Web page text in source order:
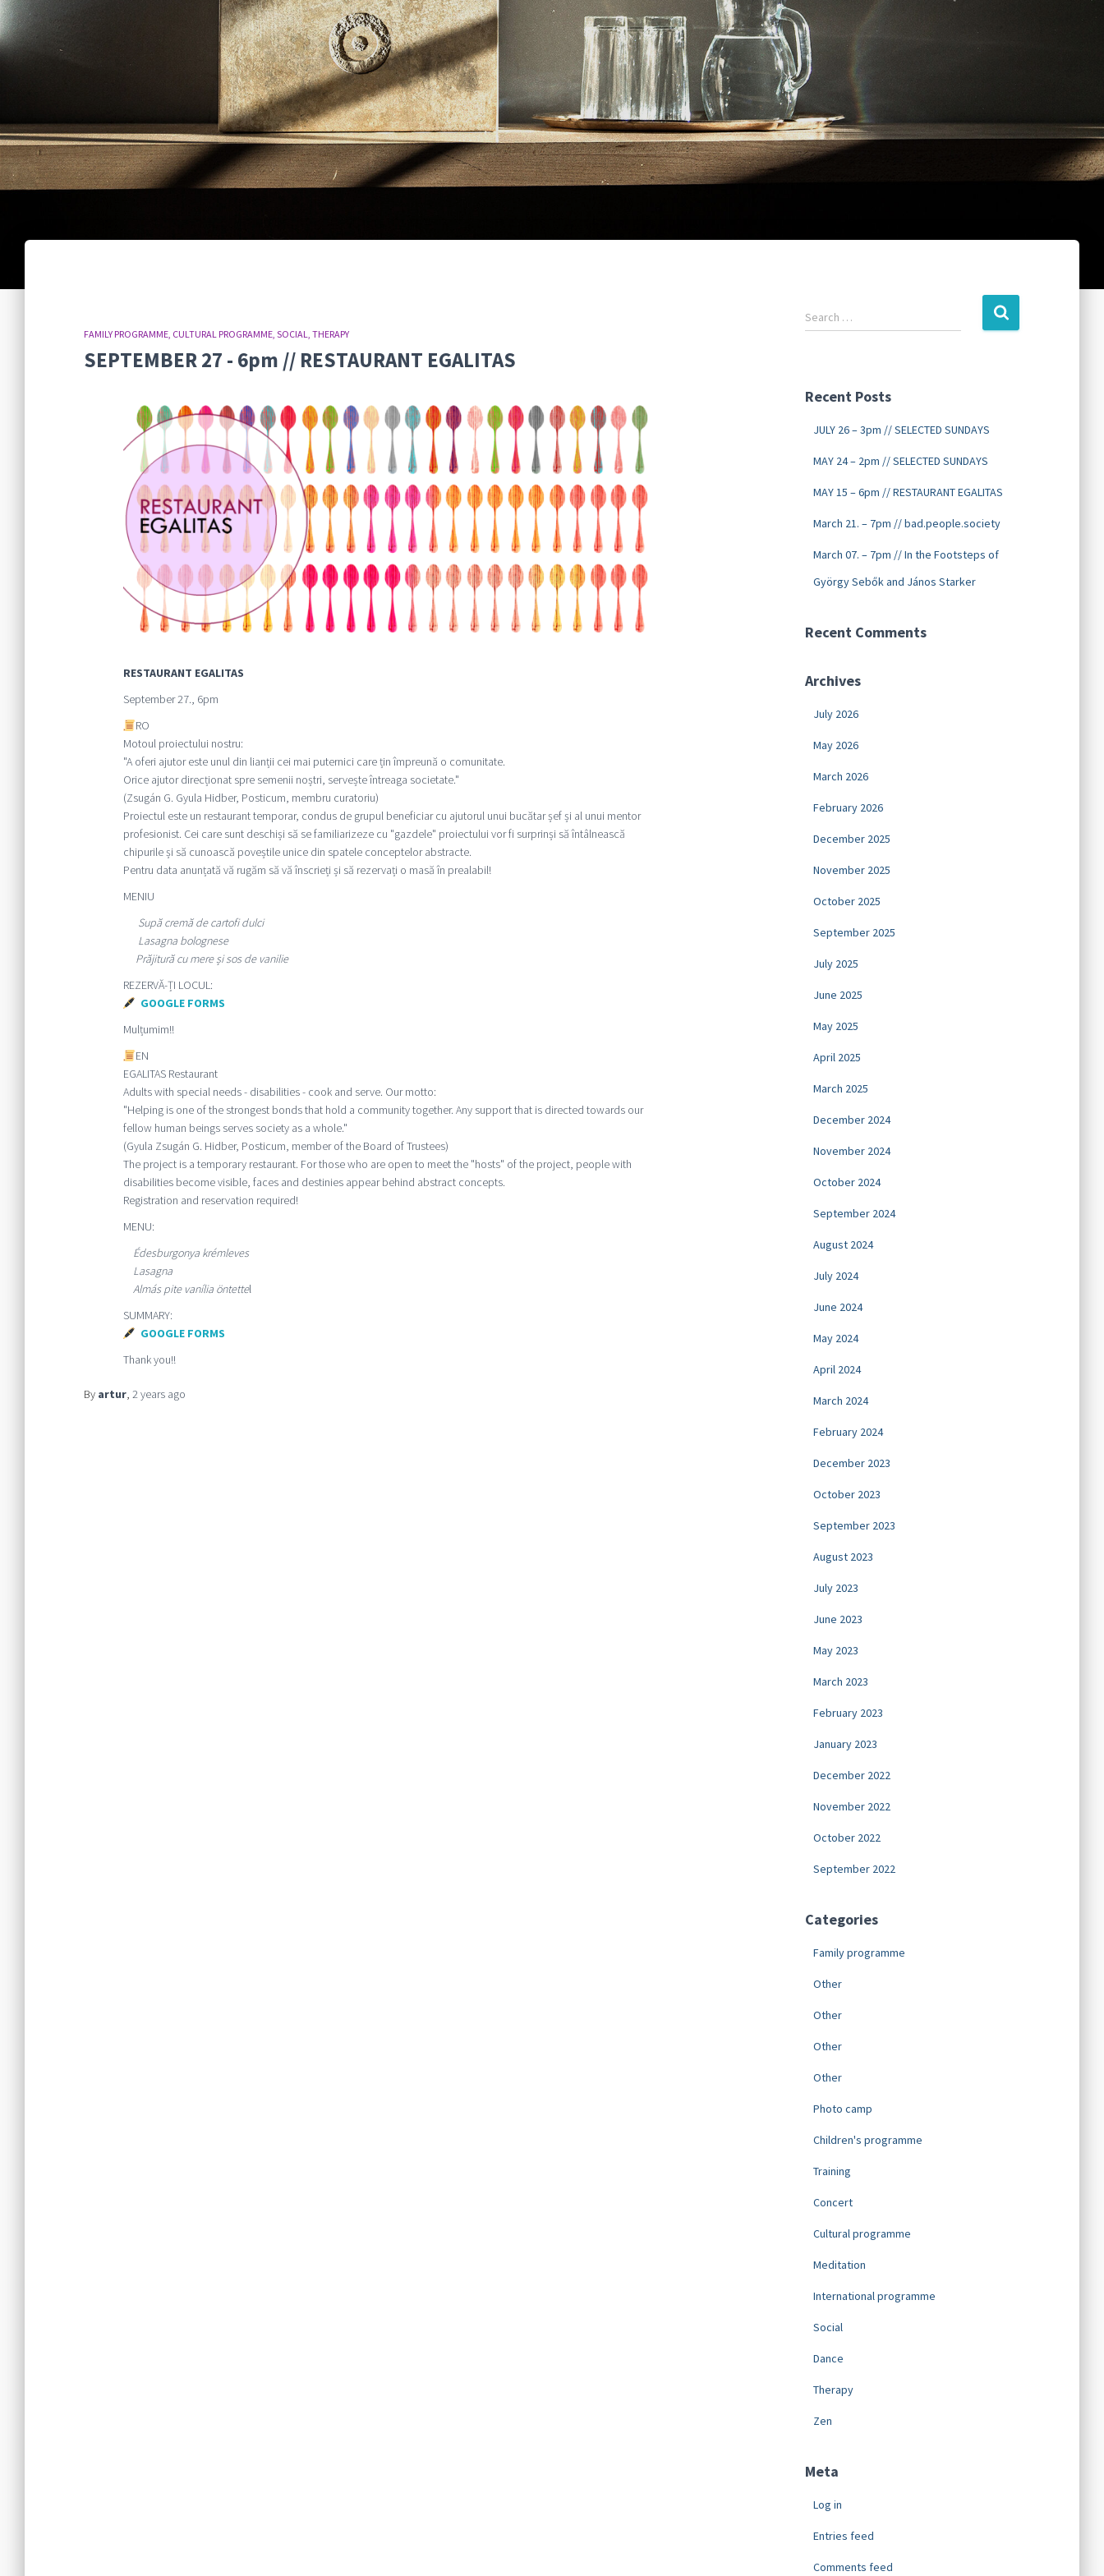
FAMILY PROGRAMME CULTURAL PROGRAMME SOCIAL THERAPY
SEPTEMBER 27 - 6pm // RESTAURANT EGALITAS
RESTAURANT EGALITAS
September 27., 6pm
RO
Motoul proiectului nostru:
"A oferi ajutor este unul din lianții cei mai puternici care țin împreună o comunitate.
Orice ajutor direcționat spre semenii noștri, servește întreaga societate."
(Zsugán G. Gyula Hidber, Posticum, membru curatoriu)
Proiectul este un restaurant temporar, condus de grupul beneficiar cu ajutorul unui bucătar șef și al unui mentor
profesionist. Cei care sunt deschiși să se familiarizeze cu "gazdele" proiectului vor fi surprinși să întâlnească
chipurile și să cunoască poveștile unice din spatele conceptelor abstracte.
Pentru data anunțată vă rugăm să vă înscrieți și să rezervați o masă în prealabil!
MENIU
Supă cremă de cartofi dulci
Lasagna bolognese
Prăjitură cu mere și sos de vanilie
REZERVĂ-ȚI LOCUL:
GOOGLE FORMS
Mulțumim!!
EN
EGALITAS Restaurant
Adults with special needs - disabilities - cook and serve. Our motto:
"Helping is one of the strongest bonds that hold a community together. Any support that is directed towards our
fellow human beings serves society as a whole."
(Gyula Zsugán G. Hidber, Posticum, member of the Board of Trustees)
The project is a temporary restaurant. For those who are open to meet the "hosts" of the project, people with
disabilities become visible, faces and destinies appear behind abstract concepts.
Registration and reservation required!
MENU:
Édesburgonya krémleves
Lasagna
Almás pite vanília öntettel
SUMMARY:
GOOGLE FORMS
Thank you!!
By artur, 2 years ago
Search …
Recent Posts
JULY 26 – 3pm // SELECTED SUNDAYS
MAY 24 – 2pm // SELECTED SUNDAYS
MAY 15 – 6pm // RESTAURANT EGALITAS
March 21. – 7pm // bad.people.society
March 07. – 7pm // In the Footsteps of
György Sebők and János Starker
Recent Comments
Archives
July 2026
May 2026
March 2026
February 2026
December 2025
November 2025
October 2025
September 2025
July 2025
June 2025
May 2025
April 2025
March 2025
December 2024
November 2024
October 2024
September 2024
August 2024
July 2024
June 2024
May 2024
April 2024
March 2024
February 2024
December 2023
October 2023
September 2023
August 2023
July 2023
June 2023
May 2023
March 2023
February 2023
January 2023
December 2022
November 2022
October 2022
September 2022
Categories
Family programme
Other
Other
Other
Other
Photo camp
Children's programme
Training
Concert
Cultural programme
Meditation
International programme
Social
Dance
Therapy
Zen
Meta
Log in
Entries feed
Comments feed